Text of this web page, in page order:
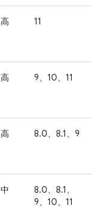
高 11
高 9、10、11
高 8.0、8.1、9
中
8.0、8.1、
9、10、11